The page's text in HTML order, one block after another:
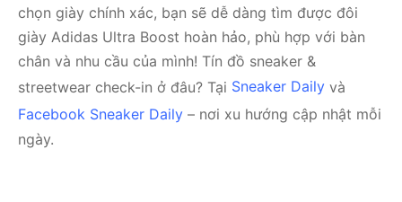
chọn giày chính xác, bạn sẽ dễ dàng tìm được đôi
giày Adidas Ultra Boost hoàn hảo, phù hợp với bàn
chân và nhu cầu của mình! Tín đồ sneaker &
streetwear check-in ở đâu? Tại Sneaker Daily và
Facebook Sneaker Daily – nơi xu hướng cập nhật mỗi
ngày.